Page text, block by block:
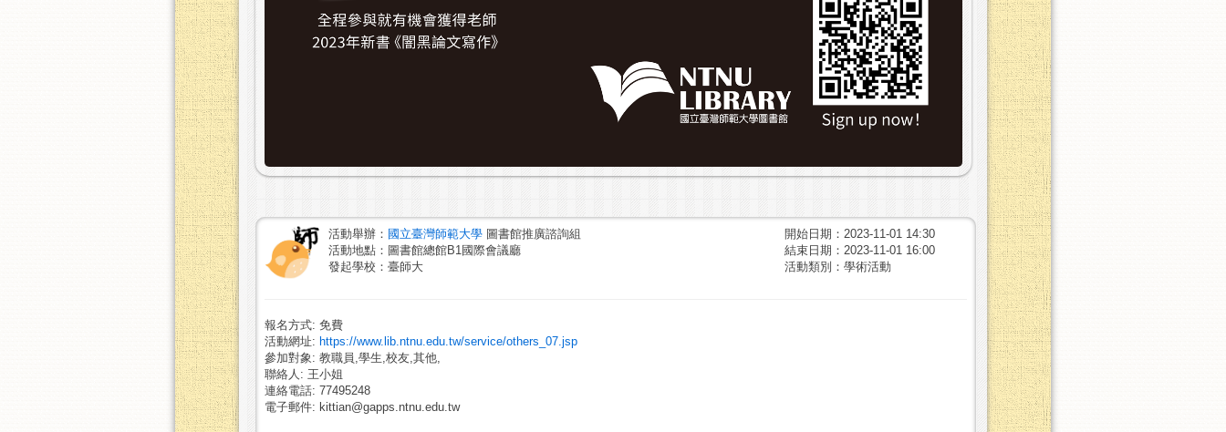
活動舉辦： 國立臺灣師範大學 圖書館推廣諮詢組
活動地點：圖書館總館B1國際會議廳
發起學校：臺師大
開始日期：2023-11-01 14:30
結束日期：2023-11-01 16:00
活動類別：學術活動
報名方式: 免費
活動網址: https://www.lib.ntnu.edu.tw/service/others_07.jsp
參加對象: 教職員,學生,校友,其他,
聯絡人: 王小姐
連絡電話: 77495248
電子郵件: kittian@gapps.ntnu.edu.tw